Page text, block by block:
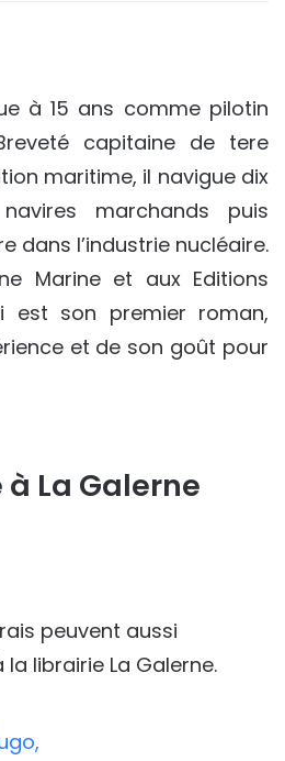
à 15 ans comme pilotin
capitaine de tere
maritime, il navigue dix
marchands puis
dans l’industrie nucléaire.
Marine et aux Editions
est son premier roman,
et de son goût pour
La Galerne
peuvent aussi
librairie La Galerne.